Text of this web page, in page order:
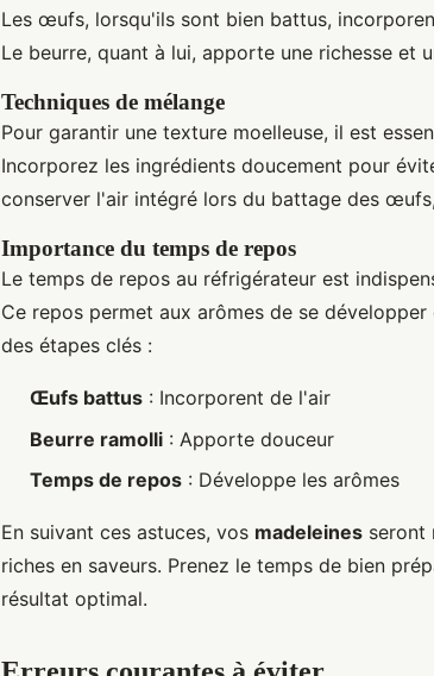
Les œufs, lorsqu'ils sont bien battus,
Le beurre, quant à lui, apporte une richesse et
Techniques de mélange
Pour garantir une texture moelleuse, il est
Incorporez les ingrédients doucement pour
conserver l'air intégré lors du battage des
Importance du temps de repos
Le temps de repos au réfrigérateur est
Ce repos permet aux arômes de se
des étapes clés :
Œufs battus : Incorporent de l'air
Beurre ramolli : Apporte douceur
Temps de repos : Développe les arômes
En suivant ces astuces, vos madeleines seront
riches en saveurs. Prenez le temps de bien
résultat optimal.